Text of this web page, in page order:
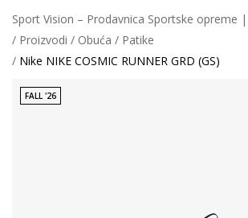
Sport Vision – Prodavnica Sportske opreme
Proizvodi
Obuća
Patike
Nike NIKE COSMIC RUNNER GRD (GS)
FALL '26